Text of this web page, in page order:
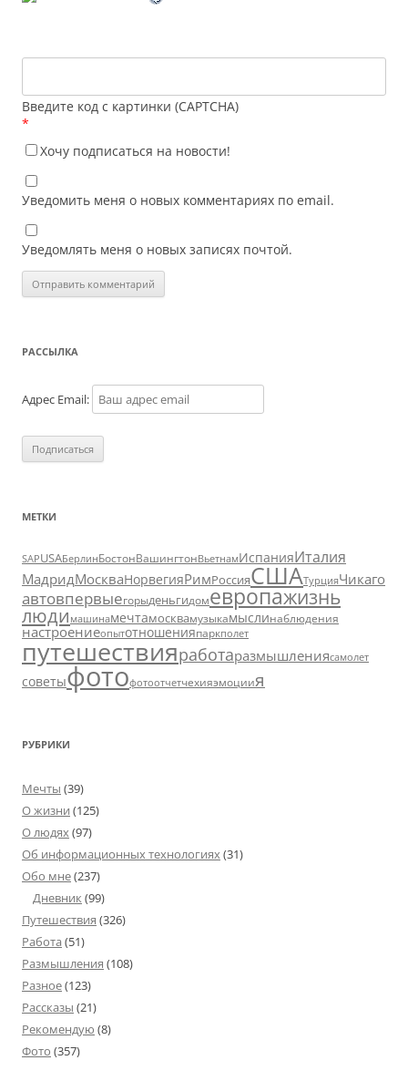
Введите код с картинки (CAPTCHA)
*
Хочу подписаться на новости!
Уведомить меня о новых комментариях по email.
Уведомлять меня о новых записях почтой.
РАССЫЛКА
Адрес Email:
МЕТКИ
SAPUSAБерлинБостонВашингтонВьетнамИспанияИталия
МадридМоскваНорвегияРимРоссияСШАТурцияЧикаго
автовпервыегорыденьгидомевропажизнь
люди машинамечтамосквамузыкамыслинаблюдения
настроениеопытотношенияпаркполет
путешествияработаразмышлениясамолет
советыфотофотоотчетчехияэмоциия
РУБРИКИ
Мечты (39)
О жизни (125)
О людях(97)
Об информационных технологиях(31)
Обо мне(237)
Дневник(99)
Путешествия (326)
Работа (51)
Размышления (108)
Разное(123)
Рассказы (21)
Рекомендую (8)
Фото (357)